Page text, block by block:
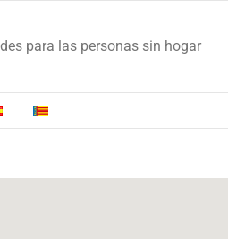
para las personas sin hogar